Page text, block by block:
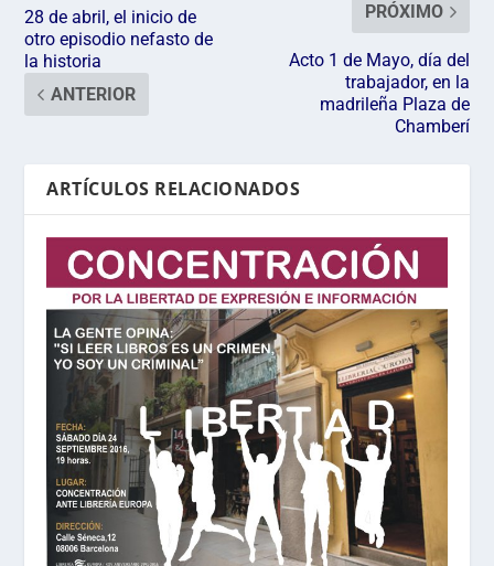
28 de abril, el inicio de
otro episodio nefasto de
la historia
ANTERIOR
PRÓXIMO
Acto 1 de Mayo, día del
trabajador, en la
madrileña Plaza de
Chamberí
ARTÍCULOS RELACIONADOS